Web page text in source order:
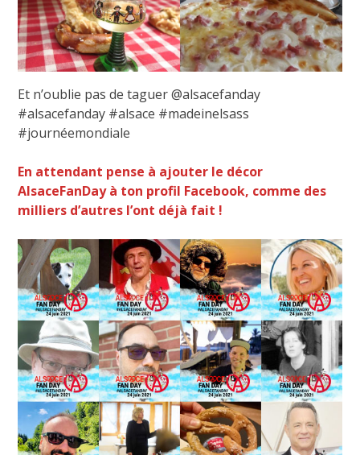
Et n’oublie pas de taguer @alsacefanday
#alsacefanday #alsace #madeinelsass
#journéemondiale
En attendant pense à ajouter le décor
AlsaceFanDay à ton profil Facebook, comme des
milliers d’autres l’ont déjà fait !